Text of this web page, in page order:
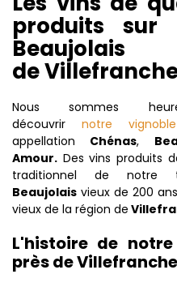
produits sur
de
Nous sommes
découvrirnotre
appellation Chénas,
Amour. Des vins produits
traditionnel de
Beaujolais vieux de 200
vieux de la région de
L'histoire de
près de